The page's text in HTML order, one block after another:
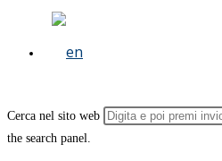
Cerca nel sito web
the search panel.